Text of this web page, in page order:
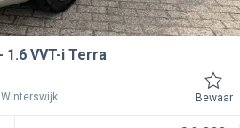
1.6 VVT-i Terra
Winterswijk Bewaar